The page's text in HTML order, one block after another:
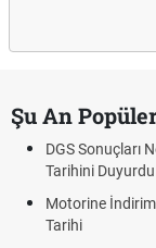
Şu An
DGS Sonuçları
Tarihini Duyurdu
Motorine
Tarihi